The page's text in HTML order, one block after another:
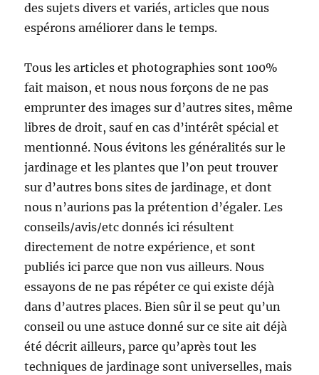
des sujets divers et variés, articles que nous
espérons améliorer dans le temps.
Tous les articles et photographies sont 100%
fait maison, et nous nous forçons de ne pas
emprunter des images sur d’autres sites, même
libres de droit, sauf en cas d’intérêt spécial et
mentionné. Nous évitons les généralités sur le
jardinage et les plantes que l’on peut trouver
sur d’autres bons sites de jardinage, et dont
nous n’aurions pas la prétention d’égaler. Les
conseils/avis/etc donnés ici résultent
directement de notre expérience, et sont
publiés ici parce que non vus ailleurs. Nous
essayons de ne pas répéter ce qui existe déjà
dans d’autres places. Bien sûr il se peut qu’un
conseil ou une astuce donné sur ce site ait déjà
été décrit ailleurs, parce qu’après tout les
techniques de jardinage sont universelles, mais